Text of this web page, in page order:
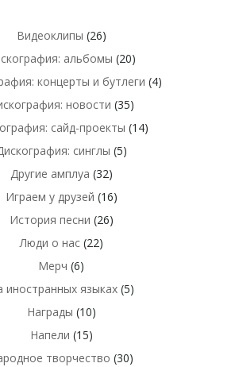
Видеоклипы (26)
альбомы (20)
концерты и бутлеги (4)
новости (35)
сайд-проекты (14)
синглы (5)
Другие амплуа (32)
Играем у друзей (16)
История песни (26)
Люди о нас(22)
Мерч (6)
иностранных языках(5)
Награды (10)
Напели (15)
творчество (30)